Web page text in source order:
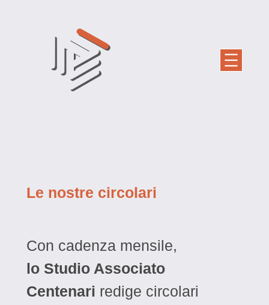
Le nostre circolari
Con cadenza mensile,
lo Studio Associato
Centenari redige circolari